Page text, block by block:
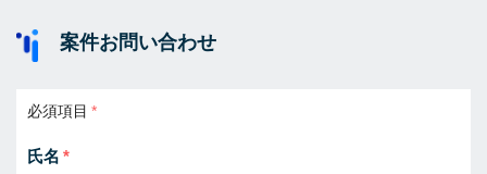
案件お問い合わせ
必須項目
氏名